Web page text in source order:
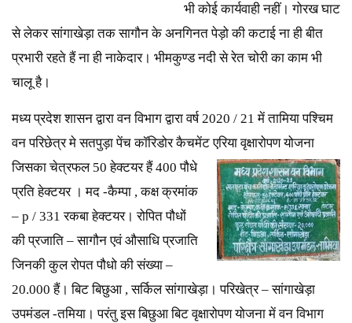
भी कोई कार्यवाही नहीं। गोरख घाट
से लेकर सांगाखेड़ा तक सागौन के अनगिनत पेड़ो की कटाई ना ही बीत
प्रभारी रहते हैं ना ही नाकेदार। भीमकुण्ड नदी से रेत चोरी का काम भी
चालू है।
मध्य प्रदेश शासन द्वारा वन विभाग द्वारा वर्ष 2020 / 21 में तामिया पश्चिम
वन परिछेत्र मे सतपुड़ा पेंच कॉरिडोर कैचमेंट एरिया वृक्षारोपणयोजना
जिसका चेत्रफल 50 हेक्टयर हैं 400 पौधे
प्रति हेक्टयर । मद -कैम्पा , कक्ष क्रमांक
– p / 331 रकबा हेक्टयर। रोपित पौधों
की प्रजाति – सागौन एवं औसाधि प्रजाति
जिनकी कुल रोपत पौधो की संख्या –
20.000 हैं। बिट बिछुआ , सर्किल सांगाखेड़ा। परिखेत्र – सांगाखेड़ा
उपमंडल -तमिया। परंतु इस बिछुआ बिट वृक्षारोपण योजना में वन विभाग